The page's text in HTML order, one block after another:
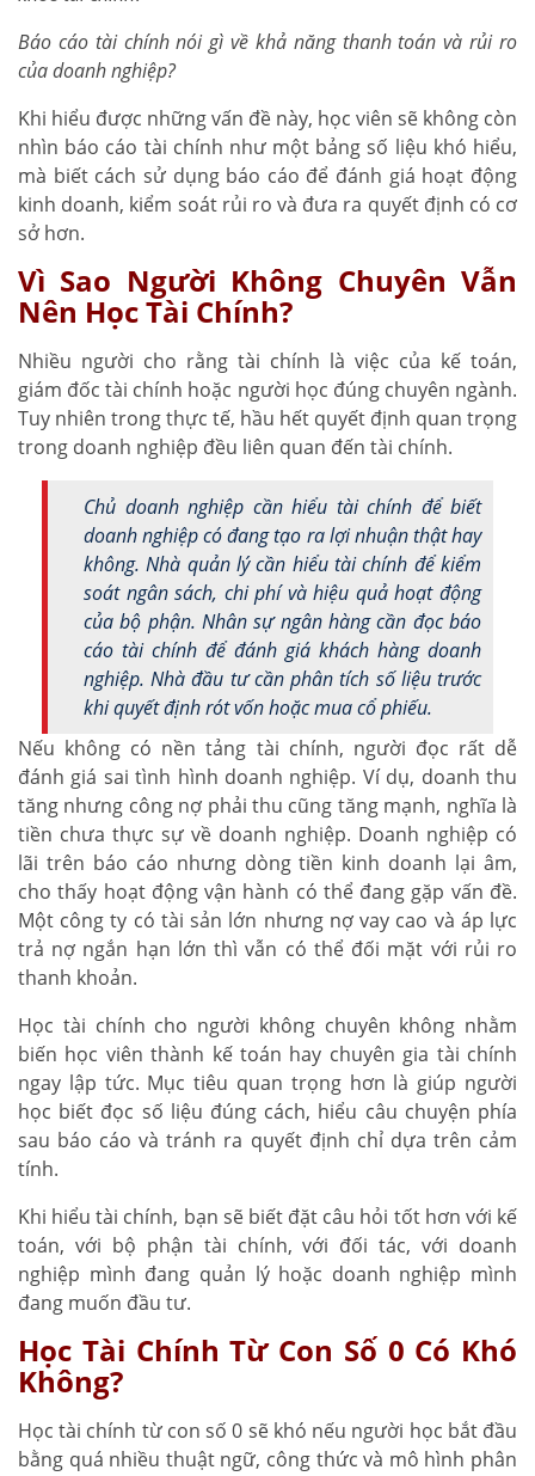
Báo cáo tài chính nói gì về khả năng thanh toán và rủi ro
của doanh nghiệp?
Khi hiểu được những vấn đề này, học viên sẽ không còn
nhìn báo cáo tài chính như một bảng số liệu khó hiểu,
mà biết cách sử dụng báo cáo để đánh giá hoạt động
kinh doanh, kiểm soát rủi ro và đưa ra quyết định có cơ
sở hơn.
Vì Sao Người Không Chuyên Vẫn
Nên Học Tài Chính?
Nhiều người cho rằng tài chính là việc của kế toán,
giám đốc tài chính hoặc người học đúng chuyên ngành.
Tuy nhiên trong thực tế, hầu hết quyết định quan trọng
trong doanh nghiệp đều liên quan đến tài chính.
Chủ doanh nghiệp cần hiểu tài chính để biết
doanh nghiệp có đang tạo ra lợi nhuận thật hay
không. Nhà quản lý cần hiểu tài chính để kiểm
soát ngân sách, chi phí và hiệu quả hoạt động
của bộ phận. Nhân sự ngân hàng cần đọc báo
cáo tài chính để đánh giá khách hàng doanh
nghiệp. Nhà đầu tư cần phân tích số liệu trước
khi quyết định rót vốn hoặc mua cổ phiếu.
Nếu không có nền tảng tài chính, người đọc rất dễ
đánh giá sai tình hình doanh nghiệp. Ví dụ, doanh thu
tăng nhưng công nợ phải thu cũng tăng mạnh, nghĩa là
tiền chưa thực sự về doanh nghiệp. Doanh nghiệp có
lãi trên báo cáo nhưng dòng tiền kinh doanh lại âm,
cho thấy hoạt động vận hành có thể đang gặp vấn đề.
Một công ty có tài sản lớn nhưng nợ vay cao và áp lực
trả nợ ngắn hạn lớn thì vẫn có thể đối mặt với rủi ro
thanh khoản.
Học tài chính cho người không chuyên không nhằm
biến học viên thành kế toán hay chuyên gia tài chính
ngay lập tức. Mục tiêu quan trọng hơn là giúp người
học biết đọc số liệu đúng cách, hiểu câu chuyện phía
sau báo cáo và tránh ra quyết định chỉ dựa trên cảm
tính.
Khi hiểu tài chính, bạn sẽ biết đặt câu hỏi tốt hơn với kế
toán, với bộ phận tài chính, với đối tác, với doanh
nghiệp mình đang quản lý hoặc doanh nghiệp mình
đang muốn đầu tư.
Học Tài Chính Từ Con Số 0 Có Khó
Không?
Học tài chính từ con số 0 sẽ khó nếu người học bắt đầu
bằng quá nhiều thuật ngữ, công thức và mô hình phân